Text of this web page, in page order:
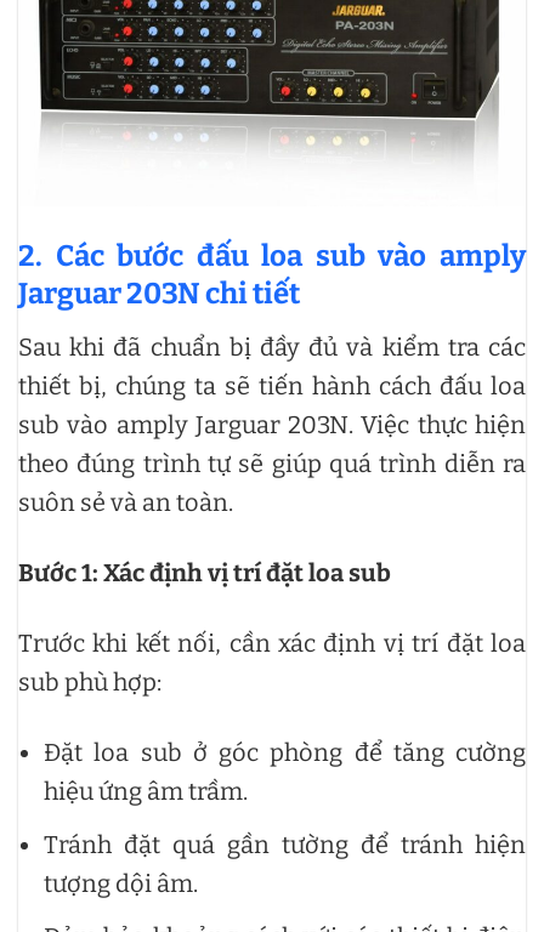
2. Các bước đấu loa sub vào amply
Jarguar 203N chi tiết
Sau khi đã chuẩn bị đầy đủ và kiểm tra các
thiết bị, chúng ta sẽ tiến hành cách đấu loa
sub vào amply Jarguar 203N. Việc thực hiện
theo đúng trình tự sẽ giúp quá trình diễn ra
suôn sẻ và an toàn.
Bước 1: Xác định vị trí đặt loa sub
Trước khi kết nối, cần xác định vị trí đặt loa
sub phù hợp:
Đặt loa sub ở góc phòng để tăng cường
hiệu ứng âm trầm.
Tránh đặt quá gần tường để tránh hiện
tượng dội âm.